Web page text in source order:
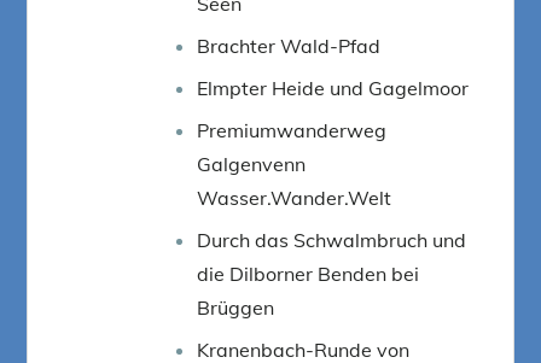
Brachter Wald-Pfad
Elmpter Heide und Gagelmoor
Premiumwanderweg
Galgenvenn
Wasser.Wander.Welt
Durch das Schwalmbruch und
die Dilborner Benden bei
Brüggen
Kranenbach-Runde von